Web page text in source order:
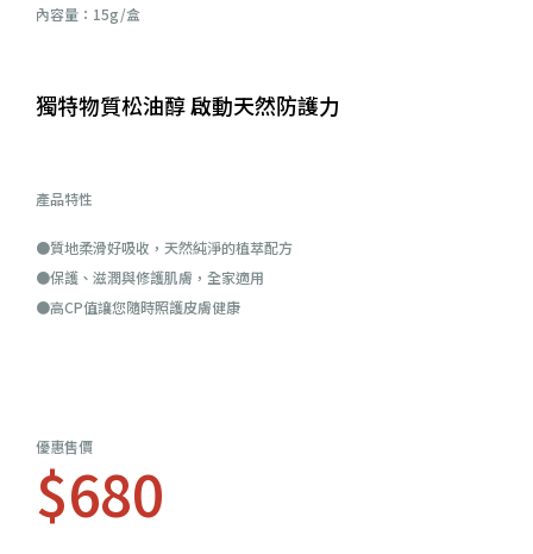
內容量：15g/盒
獨特物質松油醇 啟動天然防護力
產品特性
●質地柔滑好吸收，天然純淨的植萃配方
●保護、滋潤與修護肌膚，全家適用
●高CP值讓您隨時照護皮膚健康
優惠售價
$680